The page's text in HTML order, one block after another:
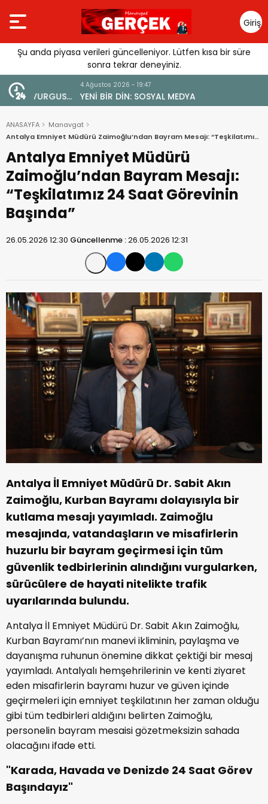
Giriş
Yap
Şu anda piyasa verileri güncelleniyor. Lütfen kısa bir süre
sonra tekrar deneyiniz.
4 Ağustos 2026 - 19:47
YENİ BİR DİN: SOSYAL MEDYA
ANASAYFA
Manavgat
Antalya Emniyet Müdürü Zaimoğlu’ndan Bayram Mesajı: “Teşkilatımız
24 Saat Görevinin Başında”
Antalya Emniyet Müdürü
Zaimoğlu’ndan Bayram Mesajı:
“Teşkilatımız 24 Saat Görevinin
Başında”
26.05.2026 12:30 Güncellenme :26.05.2026 12:31
Antalya İl Emniyet Müdürü Dr. Sabit Akın
Zaimoğlu, Kurban Bayramı dolayısıyla bir
kutlama mesajı yayımladı. Zaimoğlu
mesajında, vatandaşların ve misafirlerin
huzurlu bir bayram geçirmesi için tüm
güvenlik tedbirlerinin alındığını vurgularken,
sürücülere de hayati nitelikte trafik
uyarılarında bulundu.
Antalya İl Emniyet Müdürü Dr. Sabit Akın Zaimoğlu,
Kurban Bayramı’nın manevi ikliminin, paylaşma ve
dayanışma ruhunun önemine dikkat çektiği bir mesaj
yayımladı. Antalyalı hemşehrilerinin ve kenti ziyaret
eden misafirlerin bayramı huzur ve güven içinde
geçirmeleri için emniyet teşkilatının her zaman olduğu
gibi tüm tedbirleri aldığını belirten Zaimoğlu,
personelin bayram mesaisi gözetmeksizin sahada
olacağını ifade etti.
"Karada, Havada ve Denizde 24 Saat Görev
Başındayız"